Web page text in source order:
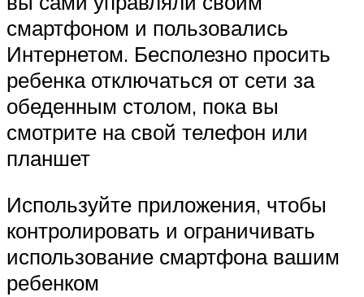
смартфоном и пользовались
Интернетом. Бесполезно просить
ребенка отключаться от сети за
обеденным столом, пока вы
смотрите на свой телефон или
планшет
Используйте приложения, чтобы
контролировать и ограничивать
использование смартфона вашим
ребенком